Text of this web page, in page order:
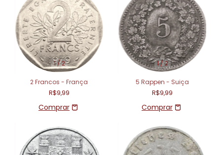
1/2
2 Francos - França
R$9,99
1/2
5 Rappen - Suiça
R$9,99